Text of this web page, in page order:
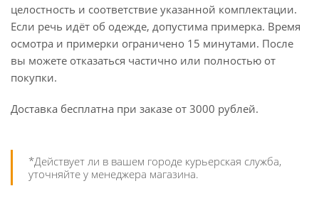
целостность и соответствие указанной комплектации.
Если речь идёт об одежде, допустима примерка. Время
осмотра и примерки ограничено 15 минутами. После
вы можете отказаться частично или полностью от
покупки.
Доставка бесплатна при заказе от 3000 рублей.
*Действует ли в вашем городе курьерская служба,
уточняйте у менеджера магазина.